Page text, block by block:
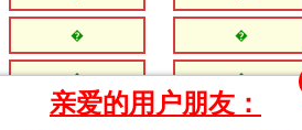
亲爱的用户朋友：
� �
� �
� �